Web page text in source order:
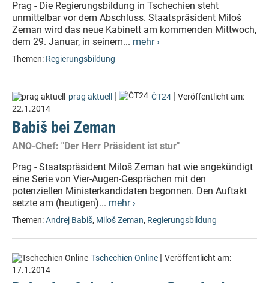
Prag - Die Regierungsbildung in Tschechien steht
unmittelbar vor dem Abschluss. Staatspräsident Miloš
Zeman wird das neue Kabinett am kommenden Mittwoch,
dem 29. Januar, in seinem... mehr ›
Themen: Regierungsbildung
prag aktuell | ČT24 | Veröffentlicht am:
22.1.2014
Babiš bei Zeman
ANO-Chef: "Der Herr Präsident ist stur"
Prag - Staatspräsident Miloš Zeman hat wie angekündigt
eine Serie von Vier-Augen-Gesprächen mit den
potenziellen Ministerkandidaten begonnen. Den Auftakt
setzte am (heutigen)... mehr ›
Themen:Andrej Babiš, Miloš Zeman, Regierungsbildung
Tschechien Online | Veröffentlicht am:
17.1.2014